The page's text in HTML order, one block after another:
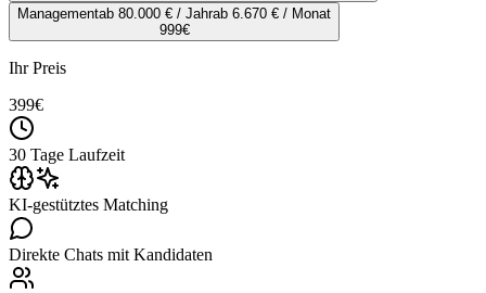
Managementab 80.000 € / Jahrab 6.670 € / Monat
999€
Ihr Preis
399€
30 Tage Laufzeit
KI-gestütztes Matching
Direkte Chats mit Kandidaten